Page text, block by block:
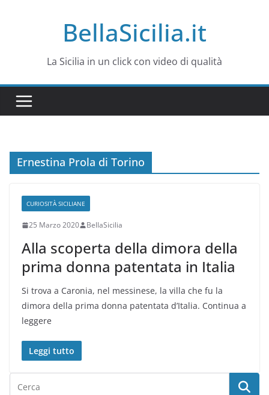
BellaSicilia.it
La Sicilia in un click con video di qualità
Ernestina Prola di Torino
CURIOSITÀ SICILIANE
25 Marzo 2020 BellaSicilia
Alla scoperta della dimora della
prima donna patentata in Italia
Si trova a Caronia, nel messinese, la villa che fu la
dimora della prima donna patentata d’Italia. Continua a
leggere
Leggi tutto